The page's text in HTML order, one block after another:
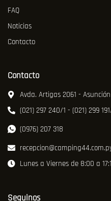
FAQ
Noticias
Contacto
Contacto
Avda. Artigas 2061 -
(021) 297 240/1 - (021) 299
(0976) 207 318
Lunes a Viernes de 8:00 a
Seguinos